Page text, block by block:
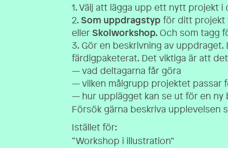
1. Välj att lägga upp ett nytt projekt i
2.Som uppdragstyp för ditt projekt
ellerSkolworkshop.Och som tagg
3. Gör en beskrivning av
färdigpaketerat. Det viktiga är att
— vad deltagarna får göra
— vilken målgrupp projektet passar
— hur upplägget kan se ut för en ny
Försök gärna beskriva upplevelsen
Istället för:
“Workshop i illustration”